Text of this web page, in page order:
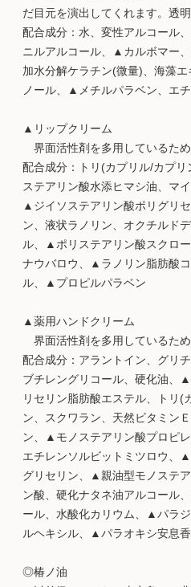
だ目元を演出してくれます。透
配合成分：水、変性アルコール
ニルアルコール、▲カルボマー
加水分解ケラチン(微量)、海藻
ノール、▲メチルパラベン、エ
▲リップクリーム
界面活性剤を多用しているため
配合成分：トリ(カプリル/カプリ
ステアリン酸水添ヒマシ油、マ
▲ジイソステアリン酸ポリグリ
ン、液状ラノリン、オクチルド
ル、▲ポリステアリン酸スクロ
ナウバロウ、▲ラノリン脂肪酸
ル、▲プロピルパラベン
▲薬用ハンドクリーム
界面活性剤を多用しているため
配合成分：アラントイン、グリ
ブチレングリコール、硬化油、
リセリン脂肪酸エステル、トリ(
ン、スクワラン、天然ビタミン
ン、▲モノステアリン酸プロピ
エチレンソルビットミツロウ、
グリセリン、▲親油型モノステ
ン酸、硬化ナタネ油アルコール
ール、水酸化カリウム、▲パラ
ルヘキシル、▲パラオキシ安息
◎椿ノ油